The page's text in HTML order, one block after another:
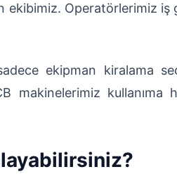
Operatörlerimiz iş
ekipman kiralama
makinelerimiz